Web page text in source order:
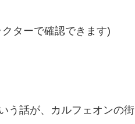
ターで確認できます)
う話が、カルフェオンの街